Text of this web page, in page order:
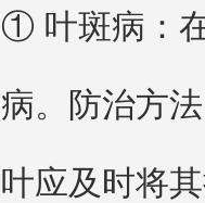
① 叶斑病：
病。防治方
叶应及时将